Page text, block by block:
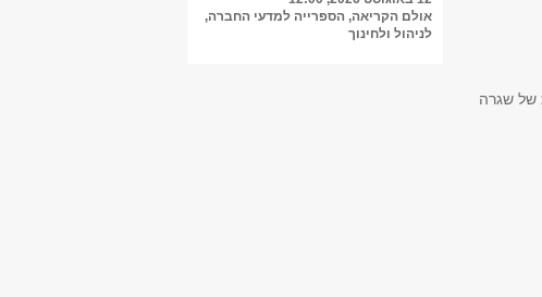
של שגרה
אולם הקריאה, הספרייה למדעי החברה,
לניהול ולחינוך